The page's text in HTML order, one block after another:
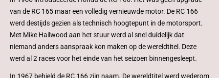
van de RC 165 maar een volledig vernieuwde motor. De RC 166
werd destijds gezien als technisch hoogtepunt in de motorsport.
Met Mike Hailwood aan het stuur werd al snel duidelijk dat
niemand anders aanspraak kon maken op de wereldtitel. Deze
werd al 2 races voor het einde van het seizoen binnengesleept.
In 1967 behield de RC 166 zijn naam. De wereldtitel werd wederom